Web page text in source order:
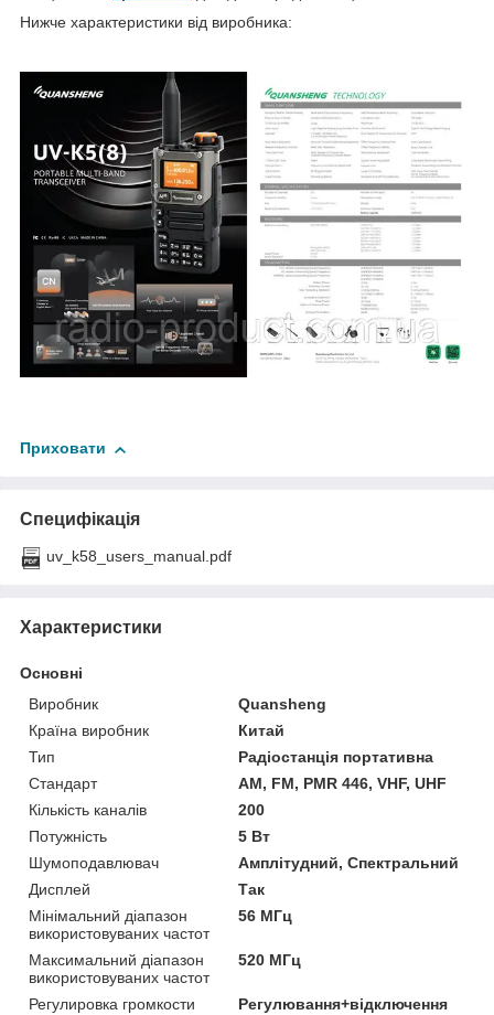
Нижче характеристики від виробника:
Приховати
Специфікація
uv_k58_users_manual.pdf
Характеристики
Основні
Виробник
Quansheng
Країна виробник
Китай
Тип
Радіостанція портативна
Стандарт
AM, FM, PMR 446, VHF, UHF
Кількість каналів
200
Потужність
5 Вт
Шумоподавлювач
Амплітудний, Спектральний
Дисплей
Так
Мінімальний діапазон
використовуваних частот
56 МГц
Максимальний діапазон
використовуваних частот
520 МГц
Регулировка громкости
Регулювання+відключення